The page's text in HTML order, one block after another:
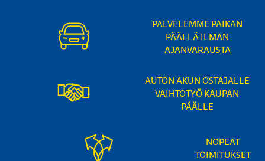
PALVELEMME PAIKAN
PÄÄLLÄ ILMAN
AJANVARAUSTA
AUTON AKUN OSTAJALLE
VAIHTOTYÖ KAUPAN
PÄÄLLE
NOPEAT
TOIMITUKSET